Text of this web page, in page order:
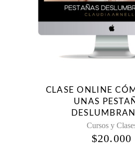
CLASE ONLINE
UNAS
Cursos y
$20.000